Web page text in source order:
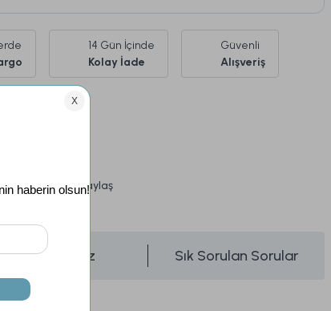
14 Gün İçinde
Kolay İade
Güvenli
Alışveriş
Haber Ver Paylaş
Önerileriniz Sık Sorulan Sorular